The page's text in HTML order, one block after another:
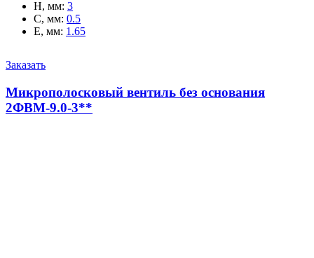
H, мм: 3
C, мм: 0.5
E, мм: 1.65
Заказать
Микрополосковый вентиль без основания
2ФВМ-9.0-3**